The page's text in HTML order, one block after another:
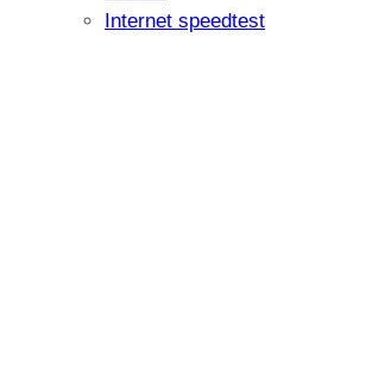
Internet speedtest